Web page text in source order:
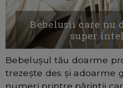
Bebelusii care nu
super
Bebelușul tău doarme
trezește des și adoarme
numeri printre părinții